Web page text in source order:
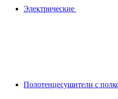
Электрические
Полотенцесушители с